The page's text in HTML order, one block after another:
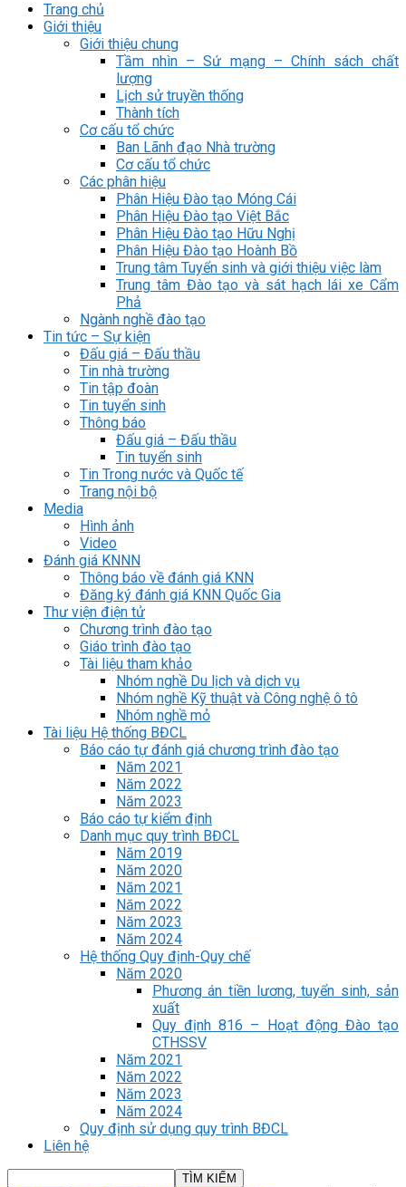
Trang chủ
Giới thiệu
Giới thiệu chung
Tầm nhìn – Sứ mạng – Chính sách chất
lượng
Lịch sử truyền thống
Thành tích
Cơ cấu tổ chức
Ban Lãnh đạo Nhà trường
Cơ cấu tổ chức
Các phân hiệu
Phân Hiệu Đào tạo Móng Cái
Phân Hiệu Đào tạo Việt Bắc
Phân Hiệu Đào tạo Hữu Nghị
Phân Hiệu Đào tạo Hoành Bồ
Trung tâm Tuyển sinh và giới thiệu việc làm
Trung tâm Đào tạo và sát hạch lái xe Cẩm
Phả
Ngành nghề đào tạo
Tin tức – Sự kiện
Đấu giá – Đấu thầu
Tin nhà trường
Tin tập đoàn
Tin tuyển sinh
Thông báo
Đấu giá – Đấu thầu
Tin tuyển sinh
Tin Trong nước và Quốc tế
Trang nội bộ
Media
Hình ảnh
Video
Đánh giá KNNN
Thông báo về đánh giá KNN
Đăng ký đánh giá KNN Quốc Gia
Thư viện điện tử
Chương trình đào tạo
Giáo trình đào tạo
Tài liệu tham khảo
Nhóm nghề Du lịch và dịch vụ
Nhóm nghề Kỹ thuật và Công nghệ ô tô
Nhóm nghề mỏ
Tài liệu Hệ thống BĐCL
Báo cáo tự đánh giá chương trình đào tạo
Năm 2021
Năm 2022
Năm 2023
Báo cáo tự kiểm định
Danh mục quy trình BĐCL
Năm 2019
Năm 2020
Năm 2021
Năm 2022
Năm 2023
Năm 2024
Hệ thống Quy định-Quy chế
Năm 2020
Phương án tiền lương, tuyển sinh, sản
xuất
Quy định 816 – Hoạt động Đào tạo
CTHSSV
Năm 2021
Năm 2022
Năm 2023
Năm 2024
Quy định sử dụng quy trình BĐCL
Liên hệ